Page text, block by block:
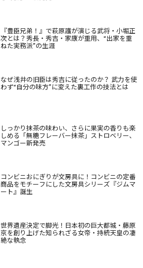
『豊臣兄弟！』で萩原護が演じる武将・小堀正
次とは？秀長・秀吉・家康が重用、“出家を重
ねた実務派”の生涯
なぜ浅井の旧臣は秀吉に従ったのか？ 武力を使
わず“自分の味方”に変えた裏工作の技法とは
しっかり抹茶の味わい、さらに果実の香りも楽
しめる「無糖フレーバー抹茶」ストロベリー、
マンゴー新発売
コンビニおにぎりが文房具に！コンビニの定番
商品をモチーフにした文房具シリーズ『ジムマ
ート』誕生
世界遺産決定で脚光！日本初の巨大都城・藤原
京を創り上げた知られざる女帝・持統天皇の凄
絶な執念